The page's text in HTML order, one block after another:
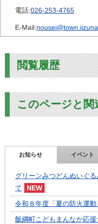
電話:026-253-4765
E-Mail:
閲覧履歴
このページと関
お知らせ イベント
グリーンみつどんぬいぐ
て
令和８年度「夏の防火運
飯綱町こどもまんなか応